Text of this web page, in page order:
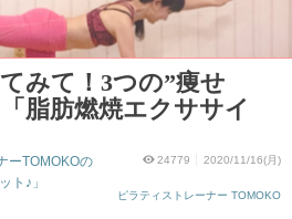
みて！3つの”痩せ
脂肪燃焼エクササイ
24779 2020/11/16(月)
ピラティストレーナー TOMOKO
ーTOMOKOの
ト♪」